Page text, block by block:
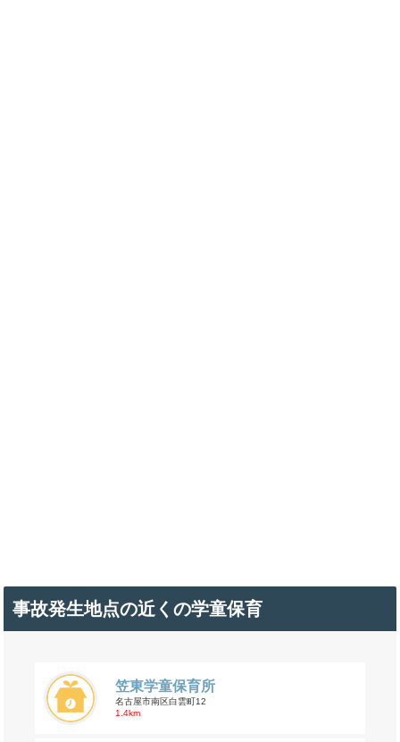
事故発生地点の近くの学童保育
笠東学童保育所
名古屋市南区白雲町12
1.4km